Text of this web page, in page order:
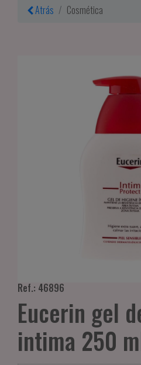
Atrás
Cosmética
Ref.: 46896
Eucerin gel
intima 250